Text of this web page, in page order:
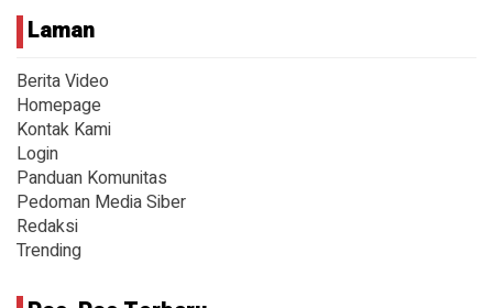
Laman
Berita Video
Homepage
Kontak Kami
Login
Panduan Komunitas
Pedoman Media Siber
Redaksi
Trending